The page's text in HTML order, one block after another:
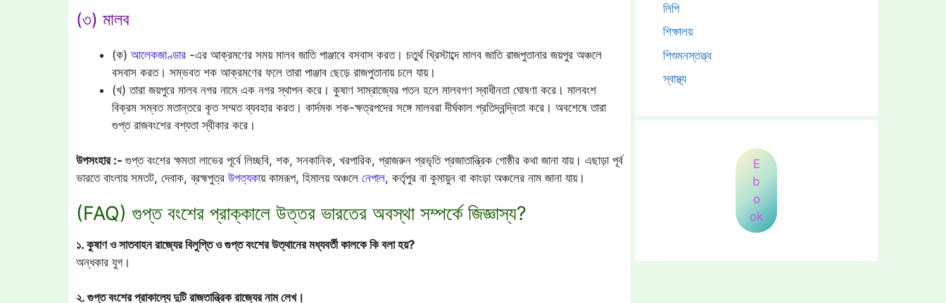
(৩) মালব
(ক) আলেকজাণ্ডার -এর আক্রমণের সময় মালব জাতি পাঞ্জাবে বসবাস করত। চতুর্থ খ্রিস্টাব্দে মালব জাতি রাজপুতানার জয়পুর অঞ্চলে
বসবাস করত। সম্ভবত শক আক্রমণের ফলে তারা পাঞ্জাব ছেড়ে রাজপুতানায় চলে যায়।
(খ) তারা জয়পুরে মালব নগর নামে এক নগর স্থাপন করে। কুষাণ সাম্রাজ্যের পতন হলে মালবগণ স্বাধীনতা ঘোষণা করে। মালবংশ
বিক্রম সম্বত মতান্তরে কৃত সম্মত ব্যবহার করত। কার্দমক শক-ক্ষত্রপদের সঙ্গে মালবরা দীর্ঘকাল প্রতিদ্বন্দ্বিতা করে। অবশেষে তারা
গুপ্ত রাজবংশের বশ্যতা স্বীকার করে।
উপসংহার :- গুপ্ত বংশের ক্ষমতা লাভের পূর্বে লিচ্ছবি, শক, সনকানিক, খরপারিক, প্রাজরুন প্রভৃতি প্রজাতান্ত্রিক গোষ্ঠীর কথা জানা যায়। এছাড়া পূর্ব
ভারতে বাংলায় সমতট, দেবাক, ব্রহ্মপুত্র উপত্যকায় কামরূপ, হিমালয় অঞ্চলে নেপাল, কর্তৃপুর বা কুমায়ুন বা কাংড়া অঞ্চলের নাম জানা যায়।
(FAQ) গুপ্ত বংশের প্রাক্কালে উত্তর ভারতের অবস্থা সম্পর্কে জিজ্ঞাস্য?
১. কুষাণ ও সাতবাহন রাজ্যের বিলুপ্তি ও গুপ্ত বংশের উত্থানের মধ্যবর্তী কালকে কি বলা হয়?
অন্ধকার যুগ।
২. গুপ্ত বংশের প্রাকাল্যে দুটি রাজতান্ত্রিক রাজ্যের নাম লেখ।
লিপি
শিক্ষালয়
শিশুমনস্তত্ত্ব
স্বাস্থ্য
E
b
o
ok